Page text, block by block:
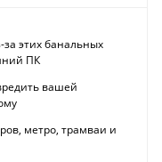
этих банальных
ПК
вашей
метро, трамваи и